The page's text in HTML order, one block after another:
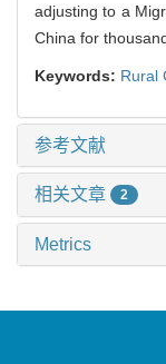
adjusting to a
China for
Keywords: Rural
参考文献
相关文章 2
Metrics